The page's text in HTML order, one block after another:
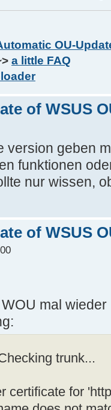
OU-
a little FAQ
of WSUS
version geben
funktionen
nur wissen,
of WSUS
mal
trunk...
certificate for